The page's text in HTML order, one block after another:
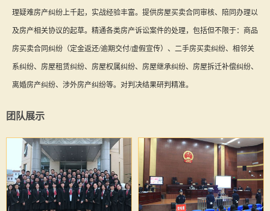
理疑难房产纠纷上千起，实战经验丰富。提供房屋买卖合同审核、陪同办理以
及房产相关协议的起草。精通各类房产诉讼案件的处理，包括但不限于：商品
房买卖合同纠纷（定金返还/逾期交付/虚假宣传）、二手房买卖纠纷、相邻关
系纠纷、房屋租赁纠纷、房屋权属纠纷、房屋继承纠纷、房屋拆迁补偿纠纷、
离婚房产纠纷、涉外房产纠纷等。对判决结果研判精准。
团队展示